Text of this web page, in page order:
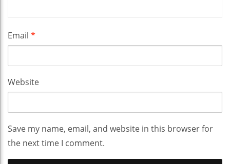
Email *
Website
Save my name, email, and website in this browser for
the next time I comment.